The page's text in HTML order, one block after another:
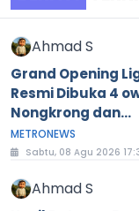
Ahmad S
Grand Opening
Resmi Dibuka 4
Nongkrong dan...
METRONEWS
Sabtu, 08 Agu 2026
Ahmad S